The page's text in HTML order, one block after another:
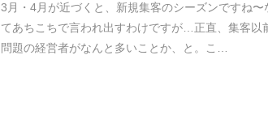
3月・4月が近づくと、新規集客のシーズンですね〜
てあちこちで言われ出すわけですが…正直、集客以
問題の経営者がなんと多いことか、と。こ…